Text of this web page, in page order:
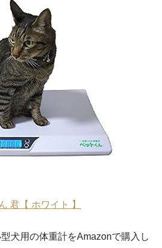
君【 ホワイト 】
犬用の体重計をAmazonで購入し